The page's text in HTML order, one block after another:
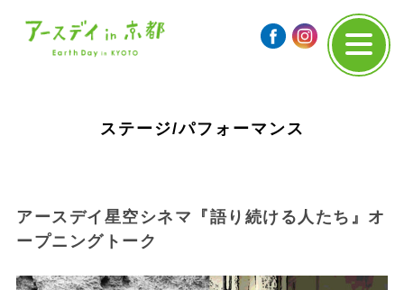
ステージ/パフォーマンス
アースデイ星空シネマ『語り続ける人たち』オ
ープニングトーク